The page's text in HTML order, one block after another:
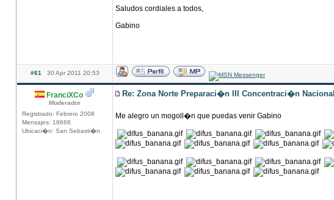
Saludos cordiales a todos,
Gabino
#61 30 Apr 2011 20:53
FranciXCo
Moderador
Registrado: Febrero 2008
Mensajes: 18666
Ubicaci�n: San Sebasti�n
Re: Zona Norte Preparaci�n III Concentraci�n Nacional
Me alegro un mogoll�n que puedas venir Gabino